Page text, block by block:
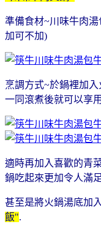
準備食材~川味牛肉
加可不加)
烹調方式~於鍋裡加
一同滾煮後就可以享
適時再加入喜歡的青
鍋吃起來更加令人滿
甚至是將火鍋湯底加
飯".